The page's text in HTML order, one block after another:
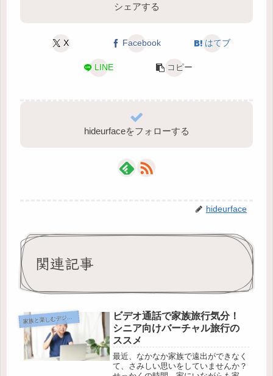
シェアする
X Facebook はてブ
LINE コピー
hideurfaceをフォローする
hideurface
関連記事
家族と楽しむデジタルコミュニケーション
ビデオ通話で家族旅行気分！
シニア向けバーチャル旅行の
ススメ
最近、なかなか家族で遠出ができなく
て、さみしい思いをしていませんか？